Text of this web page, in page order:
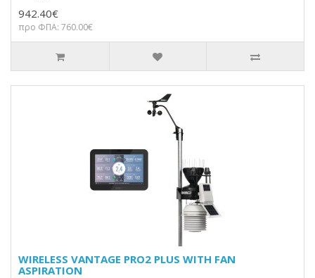
942.40€
προ ΦΠΑ: 760.00€
WIRELESS VANTAGE PRO2 PLUS WITH FAN
ASPIRATION